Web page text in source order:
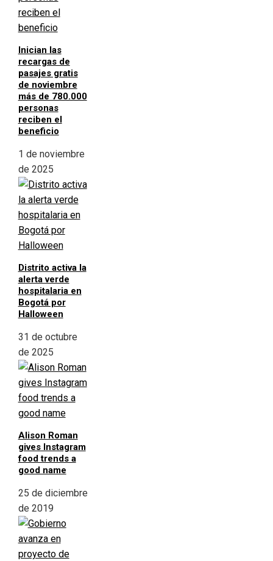
Inician las
recargas de
pasajes gratis
de noviembre
más de 780.000
personas
reciben el
beneficio
1 de noviembre
de 2025
Distrito activa la
alerta verde
hospitalaria en
Bogotá por
Halloween
31 de octubre
de 2025
Alison Roman
gives Instagram
food trends a
good name
25 de diciembre
de 2019